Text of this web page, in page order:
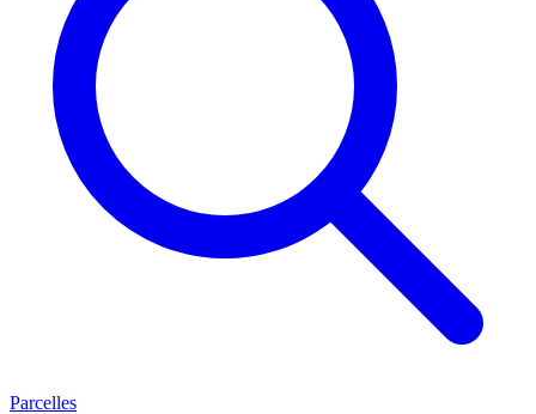
Parcelles